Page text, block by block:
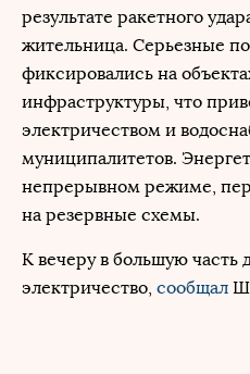
результате ракетного
жительница. Серьезные
фиксировались на
инфраструктуры, что
электричеством и
муниципалитетов.
непрерывном режиме,
на резервные схемы.
К вечеру в большую часть
электричество, сообщал